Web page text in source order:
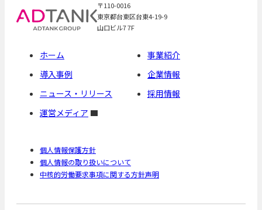
〒110-0016
東京都台東区台東4-19-9
山口ビル7 7F
ホーム
事業紹介
導入事例
企業情報
ニュース・リリース
採用情報
運営メディア
個人情報保護方針
個人情報の取り扱いについて
中核的労働要求事項に関する方針声明